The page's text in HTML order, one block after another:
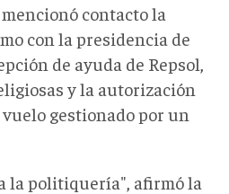
contacto la
con la presidencia de
de ayuda de Repsol,
y la autorización
gestionado por un
la politiquería", afirmó la